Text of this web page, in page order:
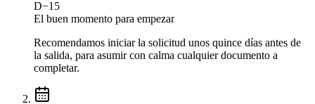
D−15
El buen momento para empezar
Recomendamos iniciar la solicitud unos quince días antes de
la salida, para asumir con calma cualquier documento a
completar.